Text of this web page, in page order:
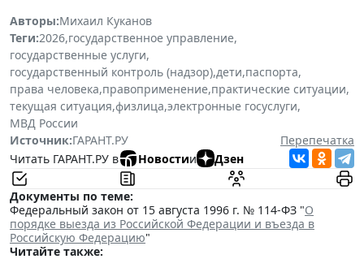
Авторы:Михаил Куканов
Теги:2026,государственное управление,
государственные услуги,
государственный контроль (надзор),дети,паспорта,
права человека,правоприменение,практические ситуации,
текущая ситуация,физлица,электронные госуслуги,
МВД России
Источник:ГАРАНТ.РУ
Перепечатка
Читать ГАРАНТ.РУ в
Новостии Дзен
Документы по теме:
Федеральный закон от 15 августа 1996 г. № 114-ФЗ "О
порядке выезда из Российской Федерации и въезда в
Российскую Федерацию"
Читайте также: